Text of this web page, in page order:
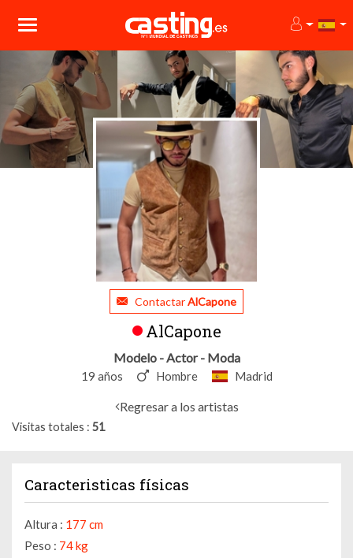
ContactarAlCapone
AlCapone
Modelo - Actor - Moda
19 años Hombre Madrid
Regresar a los artistas
Visitas totales 51
Caracteristicas físicas
Altura : 177 cm
Peso : 74 kg